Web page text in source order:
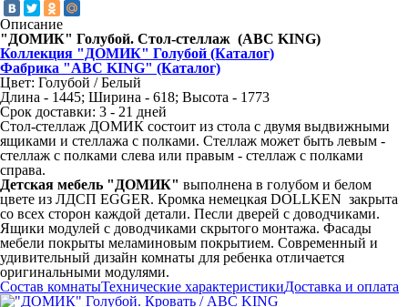
Описание
"ДОМИК" Голубой. Стол-стеллаж (ABC KING)
Коллекция "ДОМИК" Голубой (Каталог)
Фабрика "ABC KING" (Каталог)
Цвет: Голубой / Белый
Длина - 1445; Ширина - 618; Высота - 1773
Срок доставки: 3 - 21 дней
Стол-стеллаж ДОМИК состоит из стола с двумя выдвижными
ящиками и стеллажа с полками. Стеллаж может быть левым -
стеллаж с полками слева или правым - стеллаж с полками
справа.
Детская мебель "ДОМИК" выполнена в голубом и белом
цвете из ЛДСП EGGER. Кромка немецкая DOLLKEN закрыта
со всех сторон каждой детали. Песли дверей с доводчиками.
Ящики модулей с доводчиками скрытого монтажа. Фасады
мебели покрыты меламиновым покрытием. Современный и
удивительный дизайн комнаты для ребенка отличается
оригинальными модулями.
Состав комнатыТехнические характеристикиДоставка и оплата